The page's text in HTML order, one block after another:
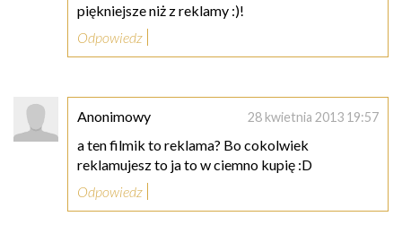
piękniejsze niż z reklamy :)!
Odpowiedz
Anonimowy 28 kwietnia 2013 19:57
a ten filmik to reklama? Bo cokolwiek
reklamujesz to ja to w ciemno kupię :D
Odpowiedz